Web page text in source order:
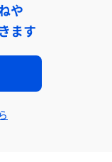
や
ます